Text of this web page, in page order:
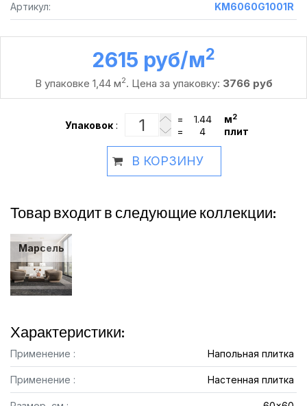
Артикул: KM6060G1001R
2615 руб /м2
В упаковке 1,44 м2. Цена за упаковку: 3766 руб
Упаковок :
= м2
= плит
В КОРЗИНУ
Товар входит в следующие коллекции:
Марсель
Характеристики:
Применение : Напольная плитка
Применение : Настенная плитка